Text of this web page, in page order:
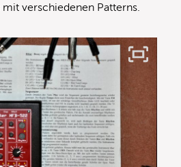
verschiedenen Patterns.